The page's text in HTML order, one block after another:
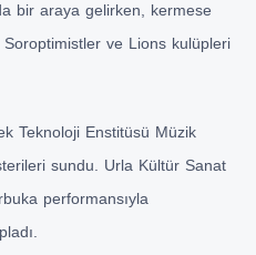
bir araya gelirken, kermese
ve Lions kulüpleri
Teknoloji Enstitüsü Müzik
sundu. Urla Kültür Sanat
performansıyla